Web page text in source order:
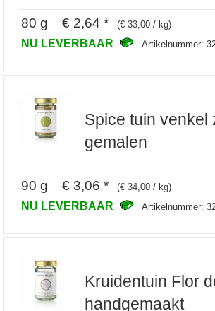
80 g € 2,64 * (€ 33,00 / kg)
NU LEVERBAAR Artikelnummer:
Spice tuin venkel
gemalen
90 g € 3,06 * (€ 34,00 / kg)
NU LEVERBAAR Artikelnummer:
Kruidentuin Flor
handgemaakt